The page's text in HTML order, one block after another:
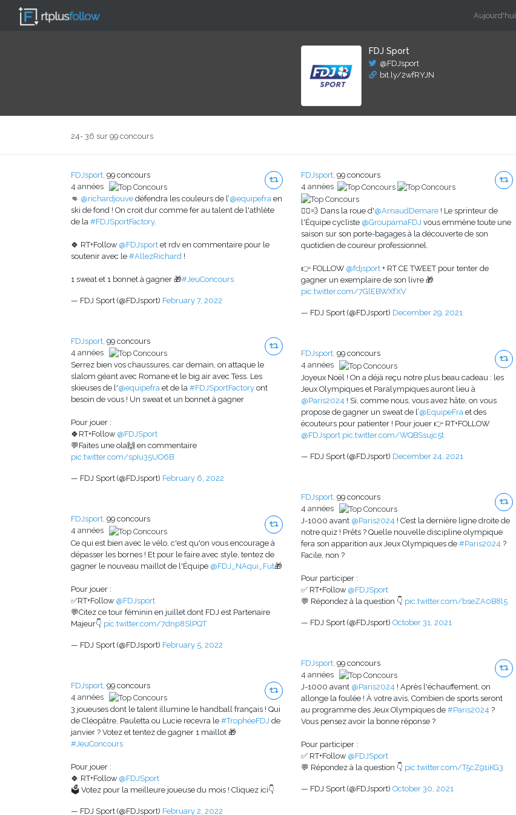
Aujourd'hui
FDJ Sport
@FDJsport
bit.ly/2wfRYJN
24- 36 sur 99 concours
FDJsport, 99 concours
4 années
👊 @richardjouve défendra les couleurs de l’@equipefra en
ski de fond ! On croit dur comme fer au talent de l'athlète
de la #FDJSportFactory.
🍀 RT+Follow @FDJsport et rdv en commentaire pour le
soutenir avec le #AllezRichard !
1 sweat et 1 bonnet à gagner 🎁#JeuConcours
— FDJ Sport (@FDJsport) February 7, 2022
FDJsport, 99 concours
4 années
Serrez bien vos chaussures, car demain, on attaque le
slalom géant avec Romane et le big air avec Tess. Les
skieuses de l'@equipefra et de la #FDJSportFactory ont
besoin de vous ! Un sweat et un bonnet à gagner
Pour jouer :
🍀RT+Follow @FDJSport
💬Faites une ola🙌 en commentaire
pic.twitter.com/spIu35UO6B
— FDJ Sport (@FDJsport) February 6, 2022
FDJsport, 99 concours
4 années
Ce qui est bien avec le vélo, c'est qu'on vous encourage à
dépasser les bornes ! Et pour le faire avec style, tentez de
gagner le nouveau maillot de l'Équipe @FDJ_NAqui_Fut🎁
Pour jouer :​
✅RT+Follow @FDJsport
💬Citez ce tour féminin en juillet dont FDJ est Partenaire
Majeur👇 pic.twitter.com/7dnp8SlPQT
— FDJ Sport (@FDJsport) February 5, 2022
FDJsport, 99 concours
4 années
3 joueuses dont le talent illumine le handball français ! Qui
de Cléopâtre, Pauletta ou Lucie recevra le #TrophéeFDJ de
janvier ? Votez et tentez de gagner 1 maillot 🎁​
#JeuConcours
Pour jouer :
🍀 RT+Follow @FDJSport
🗳 Votez pour la meilleure joueuse du mois ! Cliquez ici👇
— FDJ Sport (@FDJsport) February 2, 2022
FDJsport, 99 concours
4 années
🚴‍♂️💨 Dans la roue d'@ArnaudDemare ! Le sprinteur de
l'Équipe cycliste @GroupamaFDJ vous emmène toute une
saison sur son porte-bagages à la découverte de son
quotidien de coureur professionnel.
👉 FOLLOW @fdjsport + RT CE TWEET pour tenter de
gagner un exemplaire de son livre 🎁
pic.twitter.com/7GlEBWXfXV
— FDJ Sport (@FDJsport) December 29, 2021
FDJsport, 99 concours
4 années
Joyeux Noël ! On a déjà reçu notre plus beau cadeau : les
Jeux Olympiques et Paralympiques auront lieu à
@Paris2024 ! Si, comme nous, vous avez hâte, on vous
propose de gagner un sweat de l’@EquipeFra et des
écouteurs pour patienter ! Pour jouer 👉 RT+FOLLOW
@FDJsport pic.twitter.com/WQBSsujc5t
— FDJ Sport (@FDJsport) December 24, 2021
FDJsport, 99 concours
4 années
J-1000 avant @Paris2024 ! C’est la dernière ligne droite de
notre quiz ! Prêts ? Quelle nouvelle discipline olympique
fera son apparition aux Jeux Olympiques de #Paris2024 ?
Facile, non ?
Pour participer :
✅ RT+Follow @FDJSport
💬 Répondez à la question 👇 pic.twitter.com/bseZA0B8l5
— FDJ Sport (@FDJsport) October 31, 2021
FDJsport, 99 concours
4 années
J-1000 avant @Paris2024 ! Après l'échauffement, on
allonge la foulée ! À votre avis, Combien de sports seront
au programme des Jeux Olympiques de #Paris2024 ?
Vous pensez avoir la bonne réponse ?
Pour participer :
✅ RT+Follow @FDJSport
💬 Répondez à la question 👇 pic.twitter.com/T5cZ91iKG3
— FDJ Sport (@FDJsport) October 30, 2021